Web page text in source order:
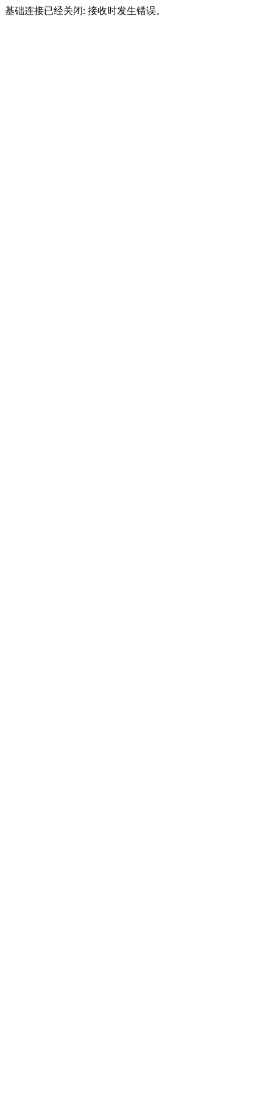
基础连接已经关闭: 接收时发生错误。